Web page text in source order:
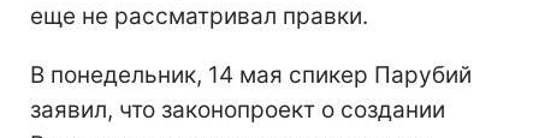
еще не рассматривал правки.
В понедельник, 14 мая спикер Парубий
заявил, что законопроект о создании